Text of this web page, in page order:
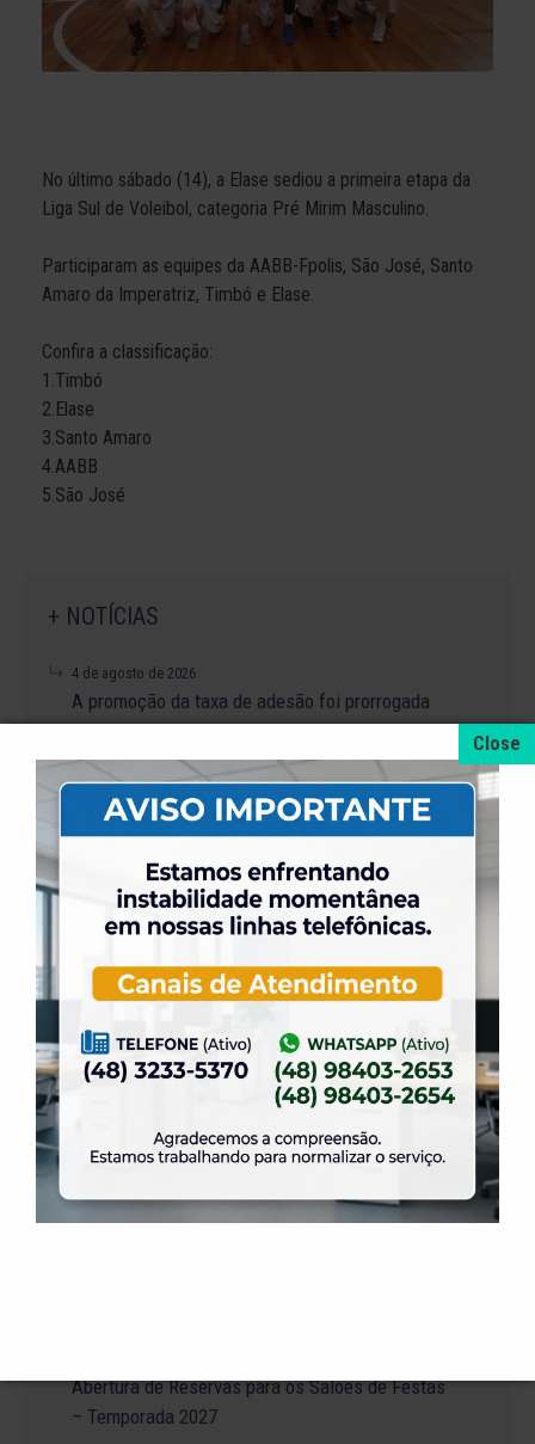
No último sábado (14), a Elase sediou a primeira etapa da
Liga Sul de Voleibol, categoria Pré Mirim Masculino.
Participaram as equipes da AABB-Fpolis, São José, Santo
Amaro da Imperatriz, Timbó e Elase.
Confira a classificação:
1.Timbó
2.Elase
3.Santo Amaro
4.AABB
5.São José
+ NOTÍCIAS
4 de agosto de 2026
A promoção da taxa de adesão foi prorrogada
até dia 31 de Agosto.
31 de julho de 2026
Dia dos Pais é na ELASE, venha se divertir com
31 de julho de 2026
Alteração no Regimento do Campo de Futebol
Suíço.
23 de julho de 2026
O Torneio de Duplas Masculinas ELASE
PróTênis 2026 está chegando.
Abertura de Reservas para os Salões de Festas
– Temporada 2027